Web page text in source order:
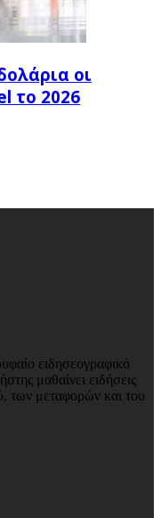
οι
το 2026
ειδησεογραφικό
μαθαίνει ειδήσεις
των μεταφορών και του